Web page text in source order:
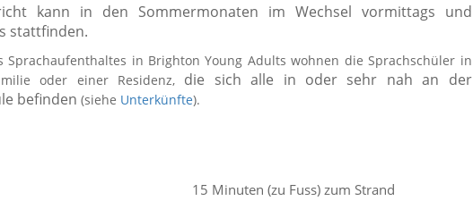
kann in den Sommermonaten im Wechsel vormittags und
stattfinden.
Sprachaufenthaltes in Brighton Young Adults wohnen die Sprachschüler in
oder einer Residenz, die sich alle in oder sehr nah an der
befinden (siehe Unterkünfte).
15 Minuten (zu Fuss) zum Strand